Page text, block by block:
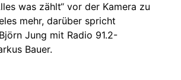
was zählt“ vor der Kamera zu
mehr, darüber spricht
Jung mit Radio 91.2-
Bauer.